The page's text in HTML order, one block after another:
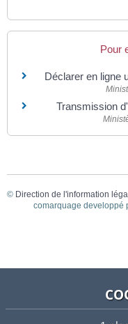
Pour
Déclarer en ligne
Transmission
© Direction de l'information
comarquage developpé